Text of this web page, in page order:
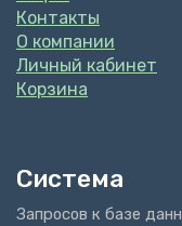
Контакты
О компании
Личный кабинет
Корзина
Система
Запросов к базе